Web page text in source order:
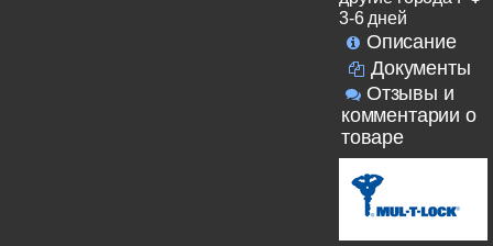
3-6 дней
Описание
Документы
Отзывы и
комментарии о
товаре